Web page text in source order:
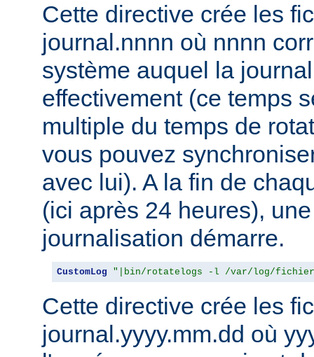
Cette directive crée les
journal.nnnn où nnnn
système auquel la
effectivement (ce temps
multiple du temps de
vous pouvez
avec lui). A la fin de
(ici après 24 heures),
journalisation démarre.
CustomLog "|bin/rotatelogs -l /var/log/fichier-
Cette directive crée les
journal.yyyy.mm.dd où